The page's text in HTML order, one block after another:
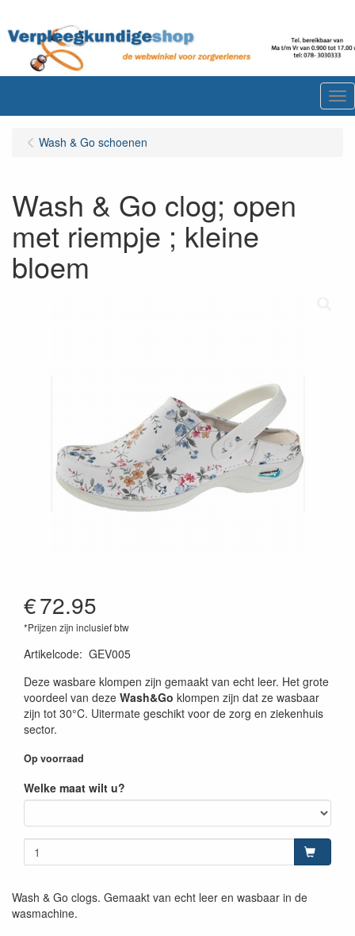
Wash & Go schoenen
Wash & Go clog; open
met riempje ; kleine
bloem
€72.95
*Prijzen zijn inclusief btw
Artikelcode: GEV005
Deze wasbare klompen zijn gemaakt van echt leer. Het grote
voordeel van deze Wash&Go klompen zijn dat ze wasbaar
zijn tot 30°C. Uitermate geschikt voor de zorg en ziekenhuis
sector.
Op voorraad
Welke maat wilt u?
Wash & Go clogs. Gemaakt van echt leer en wasbaar in de
wasmachine.